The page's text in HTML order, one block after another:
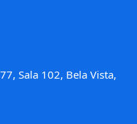
Sala 102, Bela Vista,